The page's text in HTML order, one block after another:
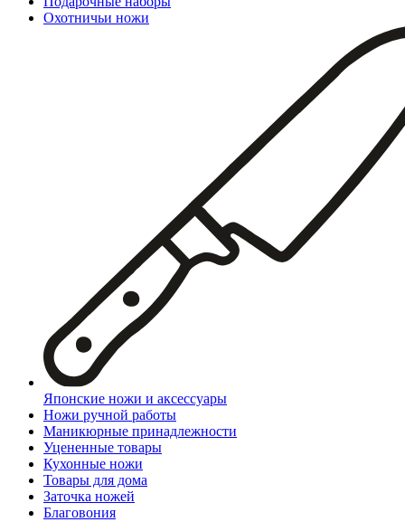
Охотничьи ножи
Японские ножи и аксессуары
Ножи ручной работы
Маникюрные принадлежности
Уцененные товары
Кухонные ножи
Товары для дома
Заточка ножей
Благовония